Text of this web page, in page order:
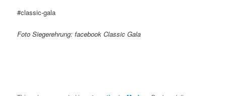
#classic-gala
Foto Siegerehrung: facebook Classic Gala